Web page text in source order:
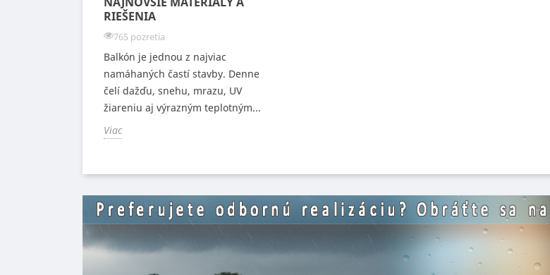
RIEŠENIA
765 pozretia
Balkón je jednou z najviac
namáhaných častí stavby. Denne
čelí dažďu, snehu, mrazu, UV
žiareniu aj výrazným teplotným...
Viac